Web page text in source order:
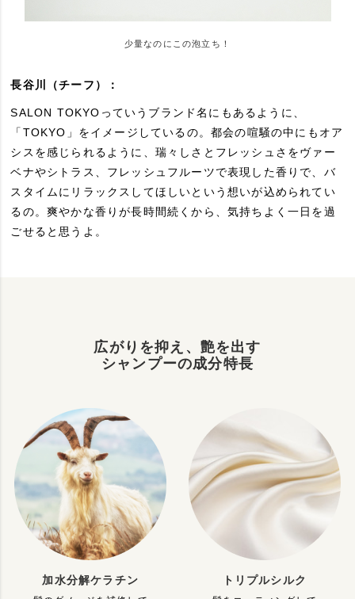
少量なのにこの泡立ち！
長谷川（チーフ）：
SALON TOKYOっていうブランド名にもあるように、
「TOKYO」をイメージしているの。都会の喧騒の中にもオア
シスを感じられるように、瑞々しさとフレッシュさをヴァー
ベナやシトラス、フレッシュフルーツで表現した香りで、バ
スタイムにリラックスしてほしいという想いが込められてい
るの。爽やかな香りが長時間続くから、気持ちよく一日を過
ごせると思うよ。
広がりを抑え、艶を出す
シャンプーの成分特長
加水分解ケラチン トリプルシルク